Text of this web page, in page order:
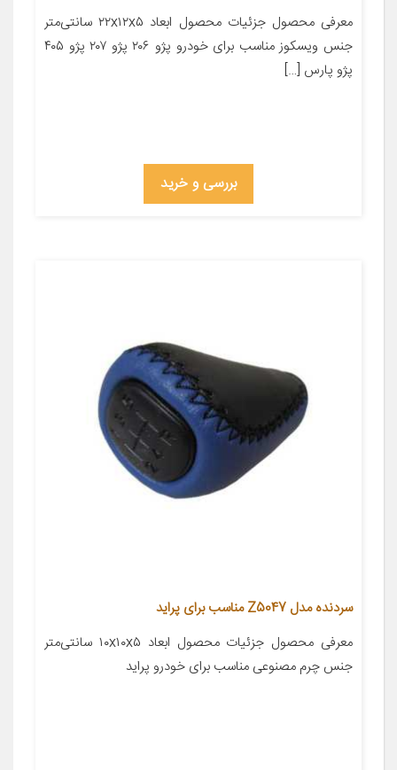
معرفی محصول جزئیات محصول ابعاد ۲۲x۱۲x۵ سانتی‌متر
جنس ویسکوز مناسب برای خودرو پژو ۲۰۶ پژو ۲۰۷ پژو ۴۰۵
پژو پارس […]
بررسی و خرید
سردنده مدل Z5047 مناسب برای پراید
معرفی محصول جزئیات محصول ابعاد ۱۰x۱۰x۵ سانتی‌متر
جنس چرم مصنوعی مناسب برای خودرو پراید